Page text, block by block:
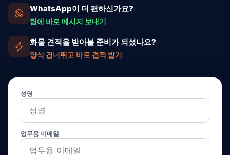
WhatsApp이 더 편하신가요?
팀에 바로 메시지 보내기
화물 견적을 받아볼 준비가 되셨나요?
양식 건너뛰고 바로 견적 받기
성명
업무용 이메일